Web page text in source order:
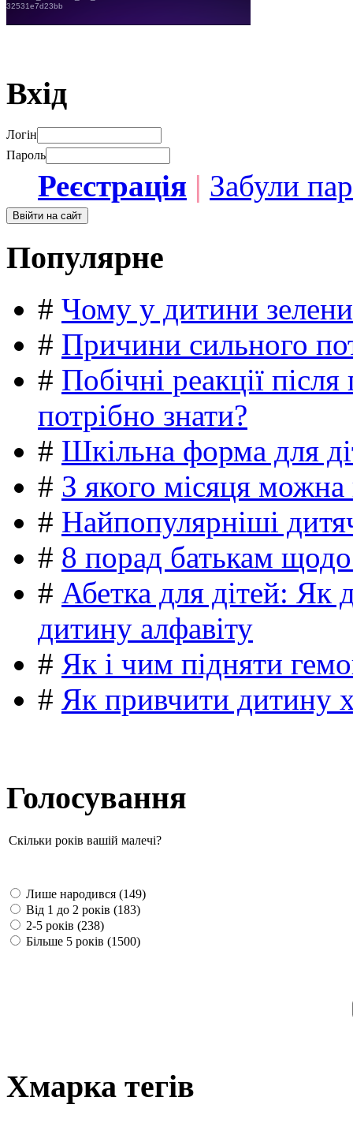
Вхід
Логін
Пароль
Реєстрація | Забули
Популярне
# Чому у дитини
# Причини сильного
# Побічні реакції
потрібно знати?
# Шкільна форма для
# З якого місяця можна
# Найпопулярніші
# 8 порад батькам
# Абетка для дітей: Як
дитину алфавіту
# Як і чим підняти
# Як привчити дитину
Голосування
Скільки років вашій малечі?
Лише народився (149)
Від 1 до 2 років (183)
2-5 років (238)
Більше 5 років (1500)
Хмарка тегів